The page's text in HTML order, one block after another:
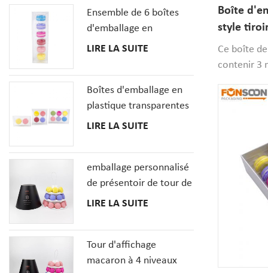
Boîte
style
avec
Ce boîte
contenir 3
élégance
idéal pour
fenêtre claire
Ensemble de 6 boîtes
d'emballage en
plastique transparent
français
LIRE LA SUITE
Boîtes d'emballage en
plastique transparentes
de biscuit de macarons
d'insertions
LIRE LA SUITE
emballage personnalisé
de présentoir de tour de
macaron à 3 niveaux
LIRE LA SUITE
Tour d'affichage
macaron à 4 niveaux